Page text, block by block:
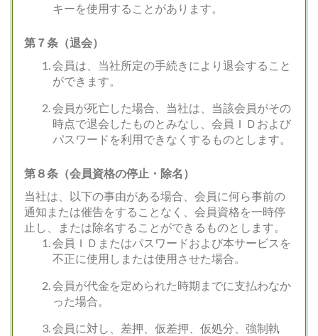
キーを使用することがあります。
第７条（退会）
会員は、当社所定の手続きにより退会すること
ができます。
会員が死亡した場合、当社は、当該会員がその
時点で退会したものとみなし、会員ＩＤおよび
パスワードを利用できなくするものとします。
第８条（会員資格の停止・除名）
当社は、以下の事由がある場合、会員に何ら事前の
通知または催告をすることなく、会員資格を一時停
止し、または除名することができるものとします。
会員ＩＤまたはパスワードおよび本サービスを
不正に使用しまたは使用させた場合。
会員が代金を定められた時期までに支払わなか
った場合。
会員に対し、差押、仮差押、仮処分、強制執